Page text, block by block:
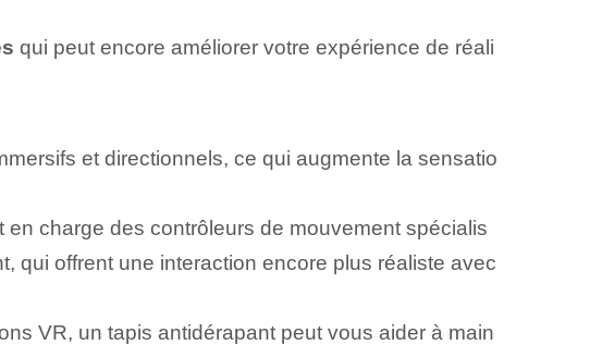
qui peut encore améliorer votre expérience de réali
et directionnels, ce qui augmente la sensatio
charge des contrôleurs de mouvement spécialis
qui offrent une interaction encore plus réaliste avec
VR, un tapis antidérapant peut vous aider à main